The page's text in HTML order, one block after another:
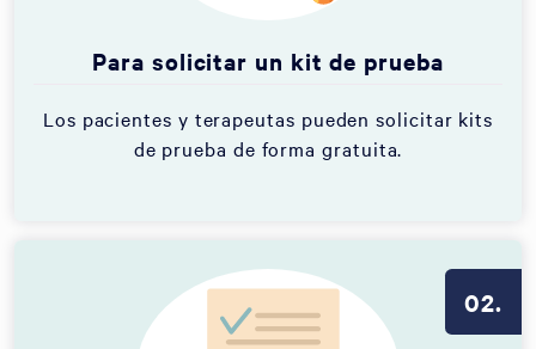
Para solicitar un kit de prueba
Los pacientes y terapeutas pueden solicitar kits
de prueba de forma gratuita.
02.